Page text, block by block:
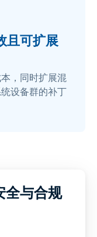
且可扩展
，同时扩展混
设备群的补丁
全与合规